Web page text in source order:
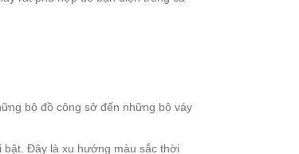
bộ đồ công sở đến những bộ váy
bật. Đây là xu hướng màu sắc thời